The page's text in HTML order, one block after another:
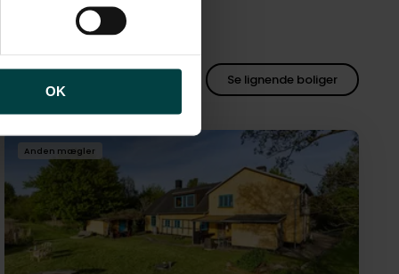
OK
Se lignende boliger
Anden mægler